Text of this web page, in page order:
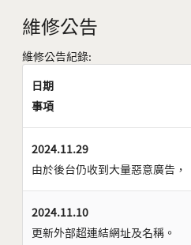
維修公告
維修公告紀錄:
日期
事項
2024.11.29
由於後台仍收到大量惡意廣告，
2024.11.10
更新外部超連結網址及名稱。